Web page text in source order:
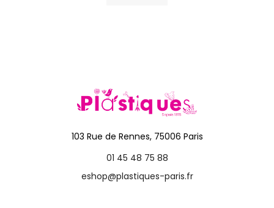
103 Rue de Rennes, 75006 Paris
01 45 48 75 88
eshop@plastiques-paris.fr